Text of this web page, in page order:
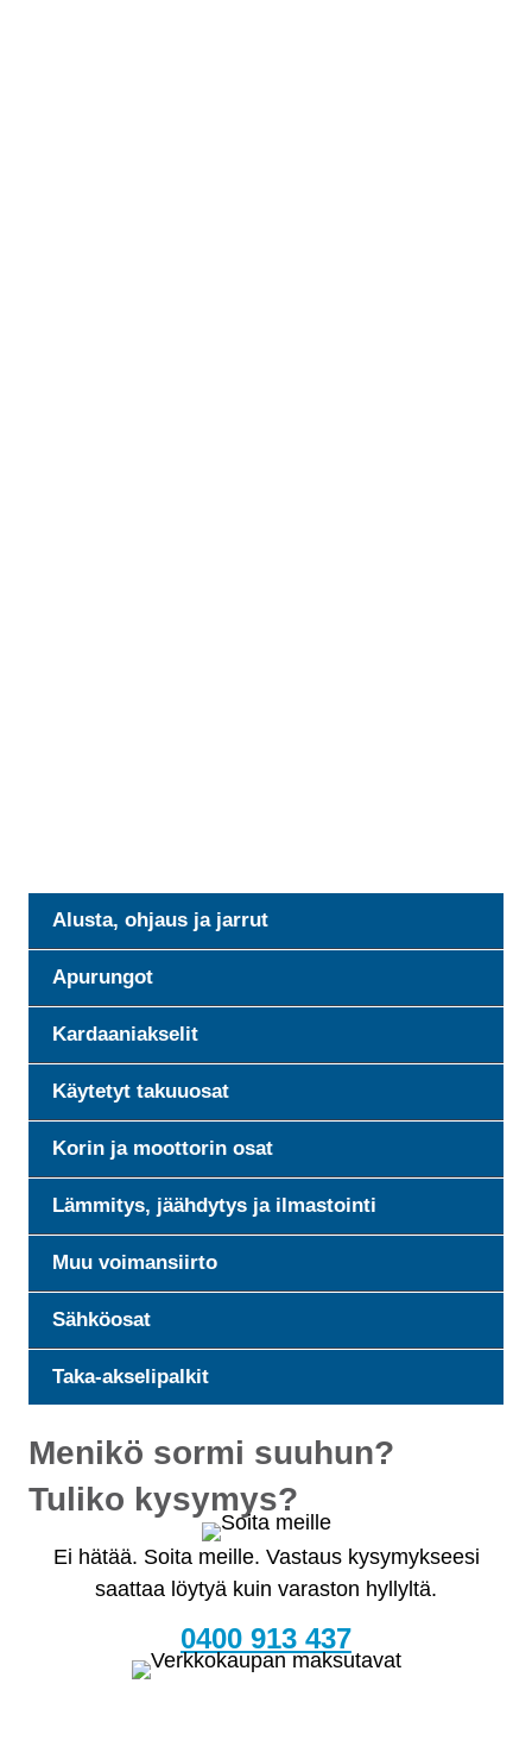
Alusta, ohjaus ja jarrut
Apurungot
Kardaaniakselit
Käytetyt takuuosat
Korin ja moottorin osat
Lämmitys, jäähdytys ja ilmastointi
Muu voimansiirto
Sähköosat
Taka-akselipalkit
Menikö sormi suuhun?
Tuliko kysymys?
Ei hätää. Soita meille. Vastaus kysymykseesi
saattaa löytyä kuin varaston hyllyltä.
0400 913 437